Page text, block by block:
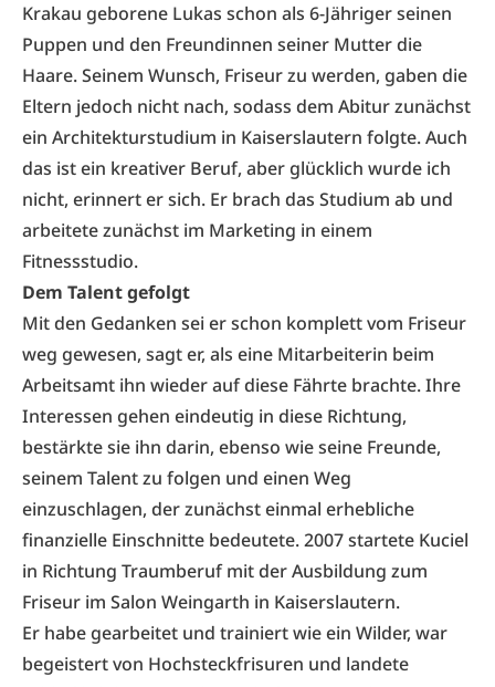
Krakau geborene Lukas schon als 6-Jähriger seinen
Puppen und den Freundinnen seiner Mutter die
Haare. Seinem Wunsch, Friseur zu werden, gaben die
Eltern jedoch nicht nach, sodass dem Abitur zunächst
ein Architekturstudium in Kaiserslautern folgte. Auch
das ist ein kreativer Beruf, aber glücklich wurde ich
nicht, erinnert er sich. Er brach das Studium ab und
arbeitete zunächst im Marketing in einem
Fitnessstudio.
Dem Talent gefolgt
Mit den Gedanken sei er schon komplett vom Friseur
weg gewesen, sagt er, als eine Mitarbeiterin beim
Arbeitsamt ihn wieder auf diese Fährte brachte. Ihre
Interessen gehen eindeutig in diese Richtung,
bestärkte sie ihn darin, ebenso wie seine Freunde,
seinem Talent zu folgen und einen Weg
einzuschlagen, der zunächst einmal erhebliche
finanzielle Einschnitte bedeutete. 2007 startete Kuciel
in Richtung Traumberuf mit der Ausbildung zum
Friseur im Salon Weingarth in Kaiserslautern.
Er habe gearbeitet und trainiert wie ein Wilder, war
begeistert von Hochsteckfrisuren und landete